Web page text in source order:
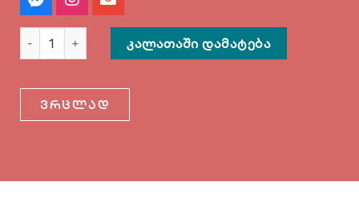
ᲙᲐᲚᲐᲗᲐᲨᲘ ᲓᲐᲛᲐᲢᲔᲑᲐ
ვრცლად